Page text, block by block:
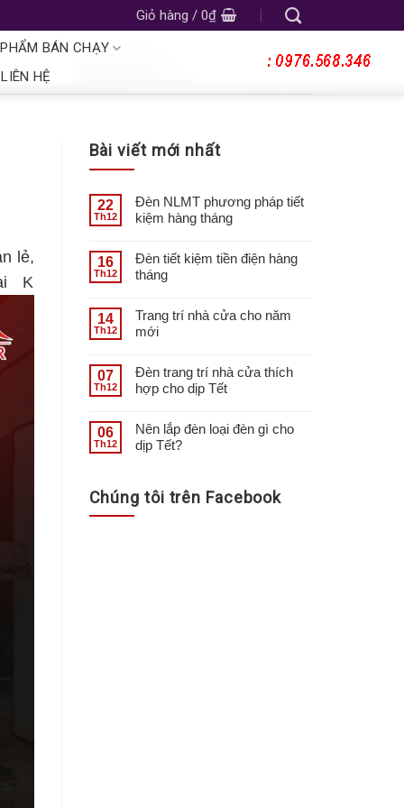
Giỏ hàng / 0₫
BÁN CHẠY
LIÊN HỆ
lẻ,
K
Bài viết mới nhất
22
Th12
Đèn NLMT phương pháp tiết
kiệm hàng tháng
16
Th12
Đèn tiết kiệm tiền điện hàng
tháng
14
Th12
Trang trí nhà cửa cho năm
mới
07
Th12
Đèn trang trí nhà cửa thích
hợp cho dịp Tết
06
Th12
Nên lắp đèn loại đèn gì cho
dịp Tết?
Chúng tôi trên Facebook